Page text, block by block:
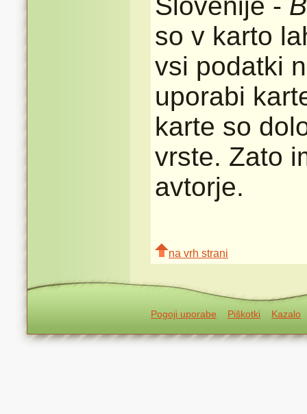
so v karto
vsi podatki
uporabi
karte so
vrste. Zato
avtorje.
na vrh strani
Pogoji uporabe Piškotki Kazalo